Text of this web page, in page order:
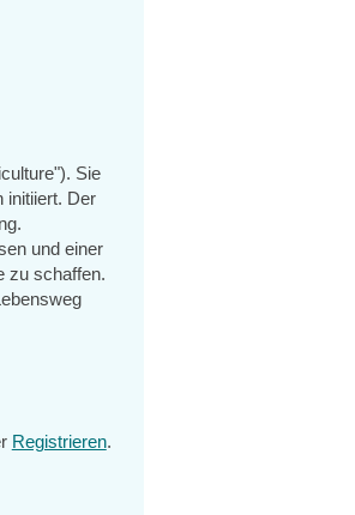
Sie
initiiert. Der
und einer
zu schaffen.
Registrieren.